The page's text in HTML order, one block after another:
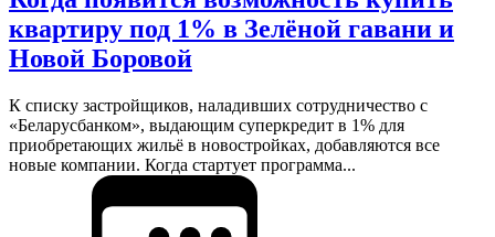
квартиру под 1% в Зелёной гавани и
Новой Боровой
К списку застройщиков, наладивших сотрудничество с
«Беларусбанком», выдающим суперкредит в 1% для
приобретающих жильё в новостройках, добавляются все
новые компании. Когда стартует программа...